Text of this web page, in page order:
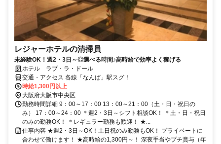
レジャーホテルの清掃員
未経験OK！週2・3日～◎選べる時間♪高時給で効率よく稼げる
ホテル ラブ・ラ・ドール
交通・アクセス 各線「なんば」駅スグ！
時給1,300円以上
大阪府大阪市中央区
勤務時間詳細 9：00～17：00 13：00～21：00（土・日・祝日の
み） 17：00～24：00 ＊週2・3日～シフト相談OK！ ＊土・日・祝日
のみの勤務OK！ ＊レギュラー勤務も歓迎！ ★...
仕事内容 ★週2・3日～OK！土日祝のみ勤務もOK！ プライベートに
合わせて働けます！ ★高時給の1,300円～！ 深夜手当やプチ賞与（年